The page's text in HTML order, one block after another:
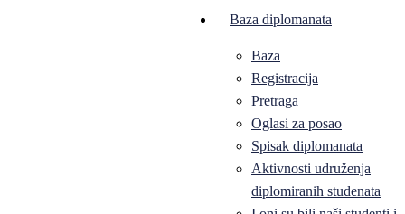
Baza diplomanata
Baza
Registracija
Pretraga
Oglasi za posao
Spisak diplomanata
Aktivnosti udruženja
diplomiranih studenata